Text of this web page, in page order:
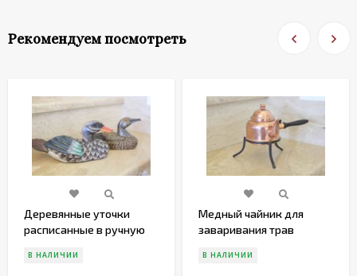
Рекомендуем посмотреть
Деревянные уточки
расписанные в ручную
В НАЛИЧИИ
Медный чайник для
заваривания трав
В НАЛИЧИИ